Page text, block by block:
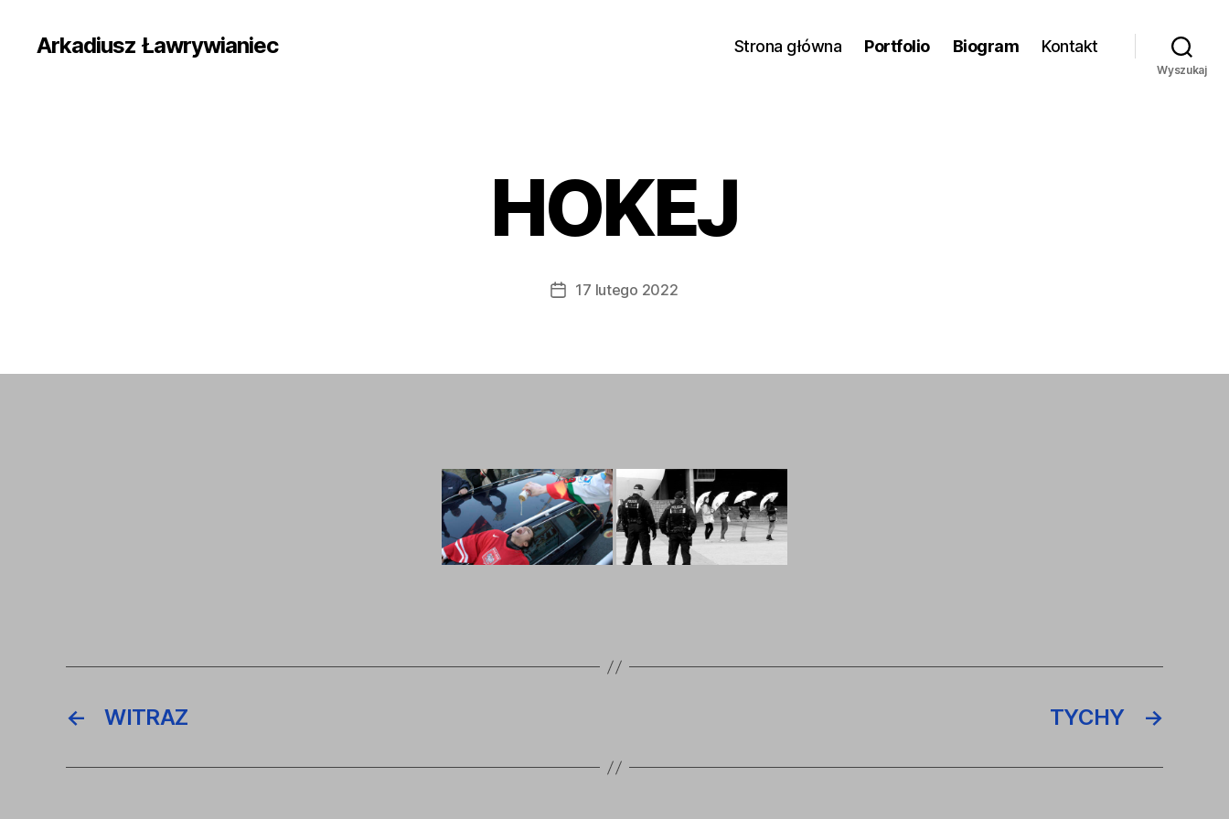
Arkadiusz Ławrywianiec Strona główna Portfolio Biogram Kontakt
Wyszukaj
HOKEJ
Data17 lutego 2022
← WITRAZ →
TYCHY